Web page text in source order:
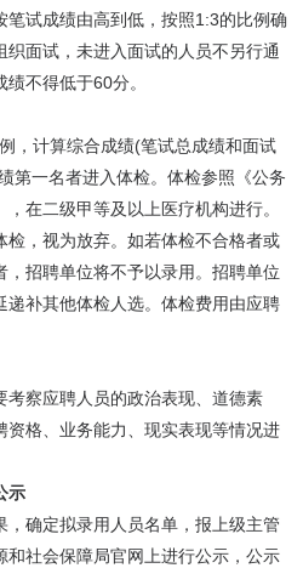
试成绩由高到低，按照1:3的比例确
面试，未进入面试的人员不另行通
不得低于60分。
计算综合成绩(笔试总成绩和面试
第一名者进入体检。体检参照《公务
在二级甲等及以上医疗机构进行。
检，视为放弃。如若体检不合格者或
招聘单位将不予以录用。招聘单位
补其他体检人选。体检费用由应聘
察应聘人员的政治表现、道德素
资格、业务能力、现实表现等情况进
示
确定拟录用人员名单，报上级主管
社会保障局官网上进行公示，公示